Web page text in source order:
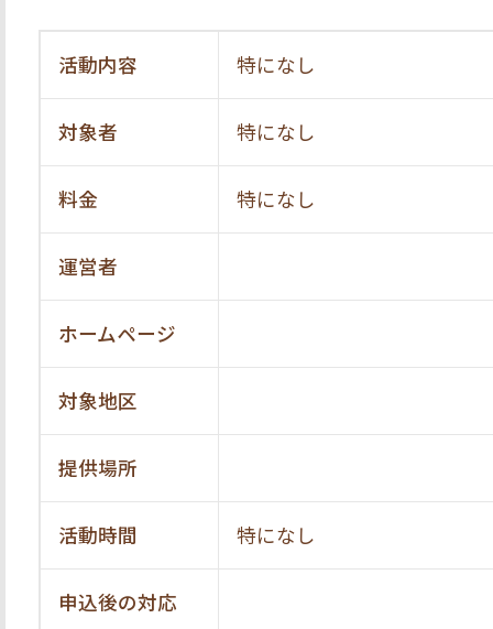
活動内容 特になし
対象者 特になし
料金 特になし
運営者
ホームページ
対象地区
提供場所
活動時間 特になし
申込後の対応